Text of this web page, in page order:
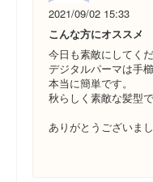
2021/09/02 15:33
こんな方にオススメ
今日も素敵にしてく
デジタルパーマは手
本当に簡単です。
秋らしく素敵な髪型
ありがとうございま